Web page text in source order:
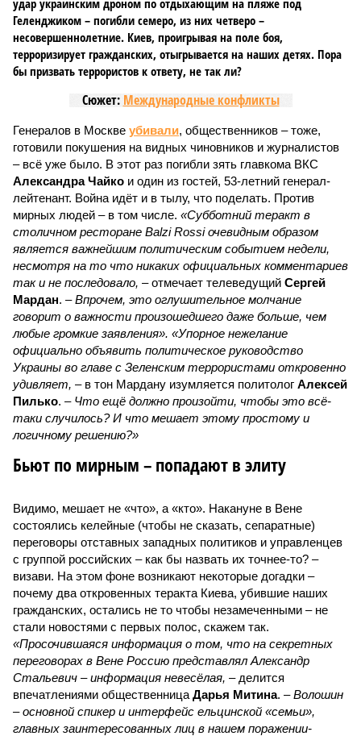
удар украинским дроном по отдыхающим на пляже под
Геленджиком – погибли семеро, из них четверо –
несовершеннолетние. Киев, проигрывая на поле боя,
терроризирует гражданских, отыгрывается на наших детях. Пора
бы призвать террористов к ответу, не так ли?
Сюжет: Международные конфликты
Генералов в Москве убивали, общественников – тоже,
готовили покушения на видных чиновников и журналистов
– всё уже было. В этот раз погибли зять главкома ВКС
Александра Чайко и один из гостей, 53-летний генерал-
лейтенант. Война идёт и в тылу, что поделать. Против
мирных людей – в том числе. «Субботний теракт в
столичном ресторане Balzi Rossi очевидным образом
является важнейшим политическим событием недели,
несмотря на то что никаких официальных комментариев
так и не последовало, – отмечает телеведущий Сергей
Мардан. –Впрочем, это оглушительное молчание
говорит о важности произошедшего даже больше, чем
любые громкие заявления». «Упорное нежелание
официально объявить политическое руководство
Украины во главе с Зеленским террористами откровенно
удивляет, – в тон Мардану изумляется политолог Алексей
Пилько. – Что ещё должно произойти, чтобы это всё-
таки случилось? И что мешает этому простому и
логичному решению?»
Бьют по мирным – попадают в элиту
Видимо, мешает не «что», а «кто». Накануне в Вене
состоялись келейные (чтобы не сказать, сепаратные)
переговоры отставных западных политиков и управленцев
с группой российских – как бы назвать их точнее-то? –
визави. На этом фоне возникают некоторые догадки –
почему два откровенных теракта Киева, убившие наших
гражданских, остались не то чтобы незамеченными – не
стали новостями с первых полос, скажем так.
«Просочившаяся информация о том, что на секретных
переговорах в Вене Россию представлял Александр
Стальевич – информация невесёлая, – делится
впечатлениями общественница Дарья Митина. –Волошин
– основной спикер и интерфейс ельцинской «семьи»,
главных заинтересованных лиц в нашем поражении-